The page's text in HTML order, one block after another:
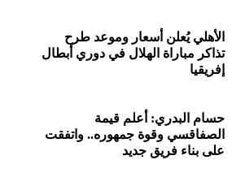
الأهلي يُعلن أسعار وموعد طرح
تذاكر مباراة الهلال في دوري أبطال
إفريقيا
حسام البدري: أعلم قيمة
الصفاقسي وقوة جمهوره.. واتفقت
على بناء فريق جديد